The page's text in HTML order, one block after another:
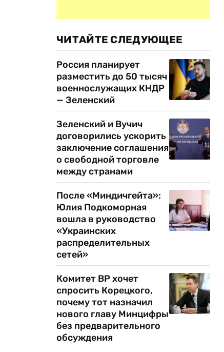
ЧИТАЙТЕ СЛЕДУЮЩЕЕ
Россия планирует
разместить до 50 тысяч
военнослужащих КНДР
— Зеленский
Зеленский и Вучич
договорились ускорить
заключение соглашения
о свободной торговле
между странами
После «Миндичгейта»:
Юлия Подкоморная
вошла в руководство
«Украинских
распределительных
сетей»
Комитет ВР хочет
спросить Корецкого,
почему тот назначил
нового главу Минцифры
без предварительного
обсуждения